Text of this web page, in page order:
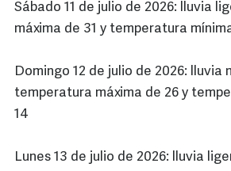
Sábado 11 de julio de 2026: lluvia
máxima de 31 y temperatura
Domingo 12 de julio de 2026: lluvia
temperatura máxima de 26 y
14
Lunes 13 de julio de 2026: lluvia